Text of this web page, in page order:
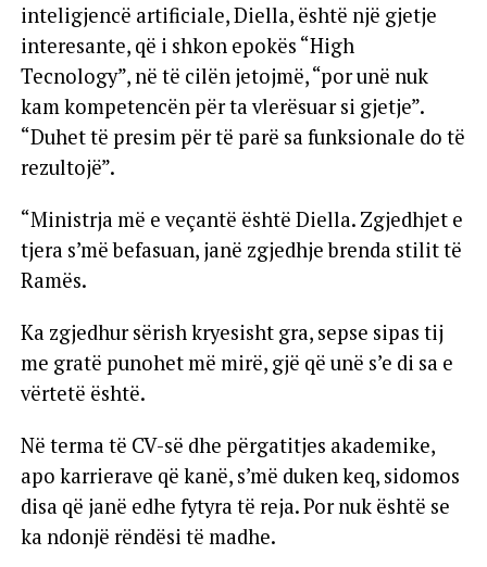
inteligjencë artificiale, Diella, është një gjetje
interesante, që i shkon epokës “High
Tecnology”, në të cilën jetojmë, “por unë nuk
kam kompetencën për ta vlerësuar si gjetje”.
“Duhet të presim për të parë sa funksionale do të
rezultojë”.
“Ministrja më e veçantë është Diella. Zgjedhjet e
tjera s’më befasuan, janë zgjedhje brenda stilit të
Ramës.
Ka zgjedhur sërish kryesisht gra, sepse sipas tij
me gratë punohet më mirë, gjë që unë s’e di sa e
vërtetë është.
Në terma të CV-së dhe përgatitjes akademike,
apo karrierave që kanë, s’më duken keq, sidomos
disa që janë edhe fytyra të reja. Por nuk është se
ka ndonjë rëndësi të madhe.